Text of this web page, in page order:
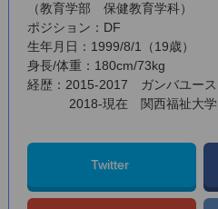
（教育学部 保健教育学科）
ポジション：DF
生年月日：1999/8/1（19歳）
身長/体重：180cm/73kg
経歴：2015-2017 ガンバユース
2018-現在 関西福祉大学
Twitter